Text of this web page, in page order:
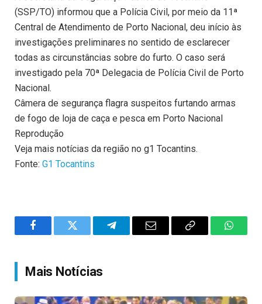
(SSP/TO) informou que a Polícia Civil, por meio da 11ª
Central de Atendimento de Porto Nacional, deu início às
investigações preliminares no sentido de esclarecer
todas as circunstâncias sobre do furto. O caso será
investigado pela 70ª Delegacia de Polícia Civil de Porto
Nacional.
Câmera de segurança flagra suspeitos furtando armas
de fogo de loja de caça e pesca em Porto Nacional
Reprodução
Veja mais notícias da região no g1 Tocantins.
Fonte: G1 Tocantins
FacebookTwitter TelegramEmail
Copy
Mais Notícias